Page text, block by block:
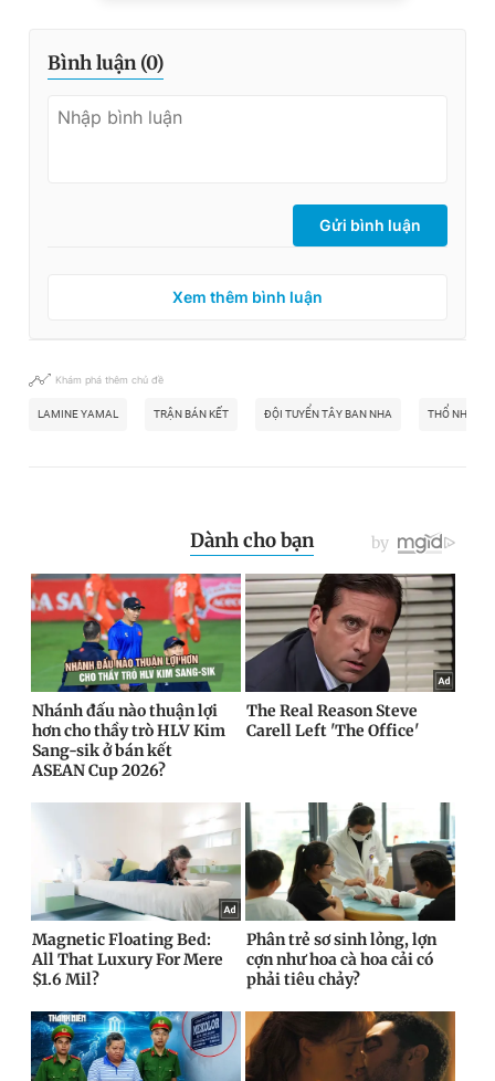
Bình luận (0)
Gửi bình luận
Xem thêm bình luận
Khám phá thêm chủ đề
LAMINE YAMAL TRẬN BÁN KẾT ĐỘI TUYỂN TÂY BAN NHA THỔ NHĨ KỲ